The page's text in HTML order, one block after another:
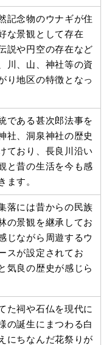
記念物のウナギが住
な景観として存在
説や円空の存在など
川、山、神社等の資
り地区の特徴となっ
である甚次郎法事を
社、洞泉神社の歴史
ており、長良川沿い
と昔の生活を今も感
ます。
落には昔からの民族
の景観を継承してお
じながら周遊するウ
スが設定されてお
気良の歴史が感じら
た祠や石仏を現代に
の誕生にまつわる白
にちなんだ花祭りが